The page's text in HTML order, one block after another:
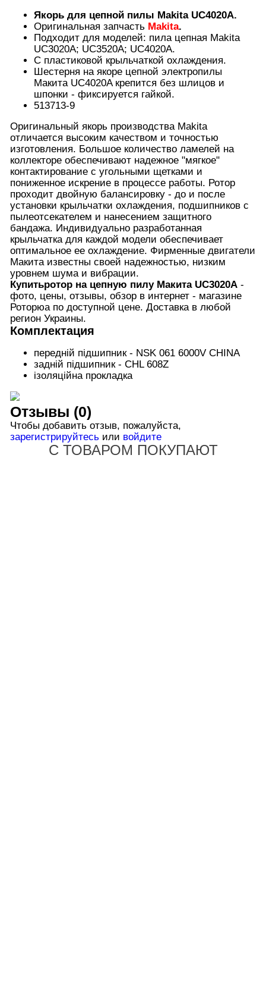
Якорь для цепной пилы Makita UC4020A.
Оригинальная запчастьMakita.
Подходит для моделей: пила цепная Makita
UC3020A; UC3520A; UC4020A.
С пластиковой крыльчаткой охлаждения.
Шестерня на якоре цепной электропилы
Макита UC4020A крепится без шлицов и
шпонки - фиксируется гайкой.
513713-9
Оригинальный якорь производства Makita
отличается высоким качеством и точностью
изготовления. Большое количество ламелей на
коллекторе обеспечивают надежное "мягкое"
контактирование с угольными щетками и
пониженное искрение в процессе работы. Ротор
проходит двойную балансировку - до и после
установки крыльчатки охлаждения, подшипников с
пылеотсекателем и нанесением защитного
бандажа. Индивидуально разработанная
крыльчатка для каждой модели обеспечивает
оптимальное ее охлаждение. Фирменные двигатели
Макита известны своей надежностью, низким
уровнем шума и вибрации.
Купитьротор на цепную пилу Макита UC3020A-
фото, цены, отзывы, обзор в интернет - магазине
Роторюа по доступной цене. Доставка в любой
регион Украины.
Комплектация
передній підшипник - NSK 061 6000V CHINA
задній підшипник - CHL 608Z
ізоляційна прокладка
Отзывы (0)
Чтобы добавить отзыв, пожалуйста,
зарегистрируйтесьили войдите
С ТОВАРОМ ПОКУПАЮТ